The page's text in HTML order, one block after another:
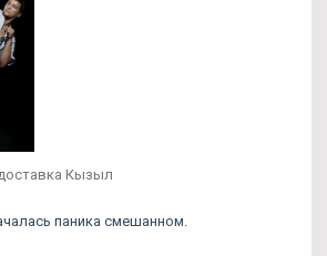
Кызыл
паника смешанном.